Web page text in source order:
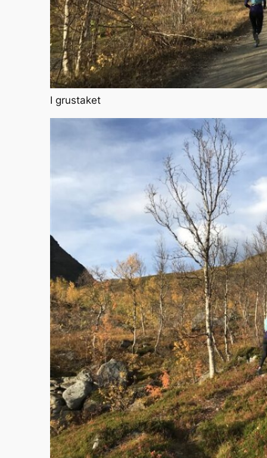
I grustaket